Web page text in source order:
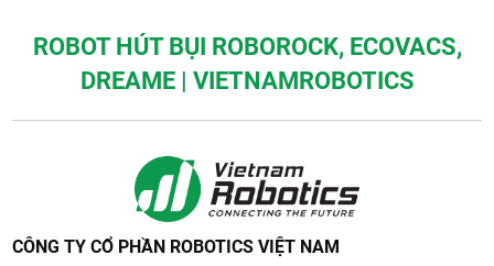
ROBOT HÚT BỤI ROBOROCK, ECOVACS,
DREAME | VIETNAMROBOTICS
CÔNG TY CỔ PHẦN ROBOTICS VIỆT NAM